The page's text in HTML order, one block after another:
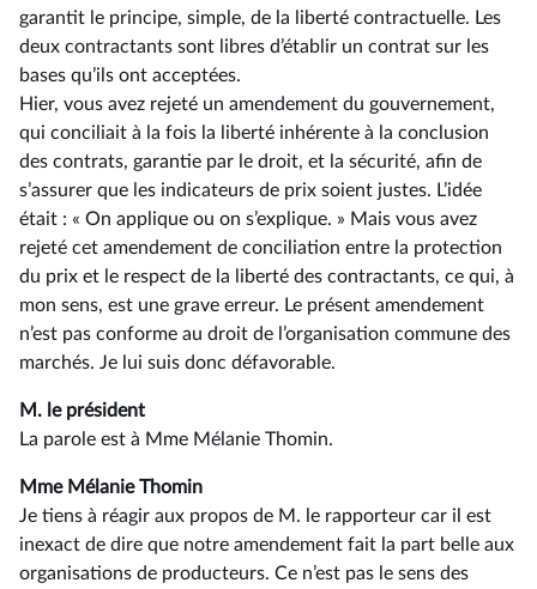
garantit le principe, simple, de la liberté contractuelle. Les
deux contractants sont libres d’établir un contrat sur les
bases qu’ils ont acceptées.
Hier, vous avez rejeté un amendement du gouvernement,
qui conciliait à la fois la liberté inhérente à la conclusion
des contrats, garantie par le droit, et la sécurité, afin de
s’assurer que les indicateurs de prix soient justes. L’idée
était : « On applique ou on s’explique. » Mais vous avez
rejeté cet amendement de conciliation entre la protection
du prix et le respect de la liberté des contractants, ce qui, à
mon sens, est une grave erreur. Le présent amendement
n’est pas conforme au droit de l’organisation commune des
marchés. Je lui suis donc défavorable.
M. le président
La parole est à Mme Mélanie Thomin.
Mme Mélanie Thomin
Je tiens à réagir aux propos de M. le rapporteur car il est
inexact de dire que notre amendement fait la part belle aux
organisations de producteurs. Ce n’est pas le sens des